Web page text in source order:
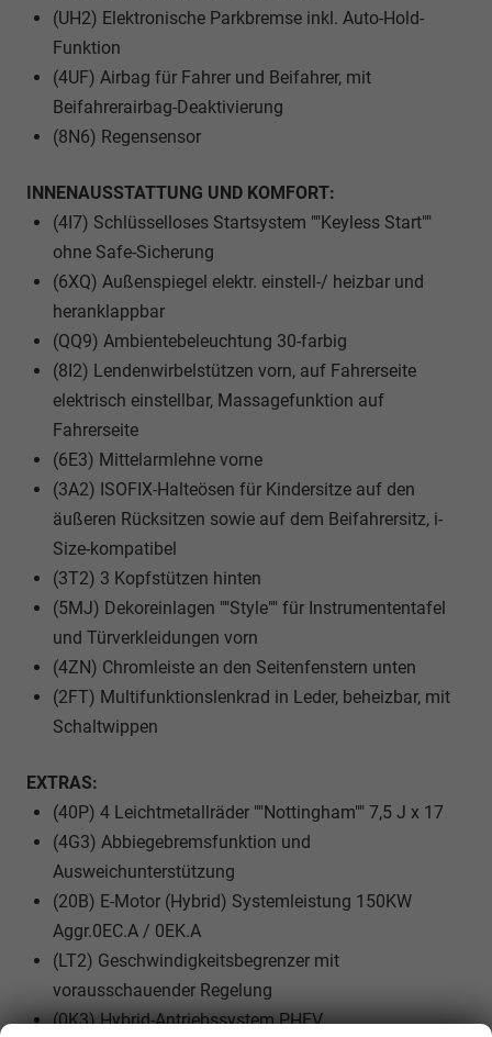
(UH2) Elektronische Parkbremse inkl. Auto-Hold-
Funktion
(4UF) Airbag für Fahrer und Beifahrer, mit
Beifahrerairbag-Deaktivierung
(8N6) Regensensor
INNENAUSSTATTUNG UND KOMFORT:
(4I7) Schlüsselloses Startsystem ""Keyless Start""
ohne Safe-Sicherung
(6XQ) Außenspiegel elektr. einstell-/ heizbar und
heranklappbar
(QQ9) Ambientebeleuchtung 30-farbig
(8I2) Lendenwirbelstützen vorn, auf Fahrerseite
elektrisch einstellbar, Massagefunktion auf
Fahrerseite
(6E3) Mittelarmlehne vorne
(3A2) ISOFIX-Halteösen für Kindersitze auf den
äußeren Rücksitzen sowie auf dem Beifahrersitz, i-
Size-kompatibel
(3T2) 3 Kopfstützen hinten
(5MJ) Dekoreinlagen ""Style"" für Instrumententafel
und Türverkleidungen vorn
(4ZN) Chromleiste an den Seitenfenstern unten
(2FT) Multifunktionslenkrad in Leder, beheizbar, mit
Schaltwippen
EXTRAS:
(40P) 4 Leichtmetallräder ""Nottingham"" 7,5 J x 17
(4G3) Abbiegebremsfunktion und
Ausweichunterstützung
(20B) E-Motor (Hybrid) Systemleistung 150KW
Aggr.0EC.A / 0EK.A
(LT2) Geschwindigkeitsbegrenzer mit
vorausschauender Regelung
(0K3) Hybrid-Antriebssystem PHEV